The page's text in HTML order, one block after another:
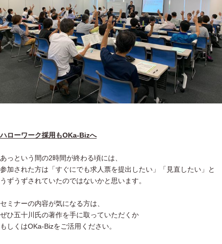
ハローワーク採用もOKa-Bizへ
あっという間の2時間が終わる頃には、
参加された方は「すぐにでも求人票を提出したい」「見直したい」と
うずうずされていたのではないかと思います。
セミナーの内容が気になる方は、
ぜひ五十川氏の著作を手に取っていただくか
もしくはOKa-Bizをご活用ください。